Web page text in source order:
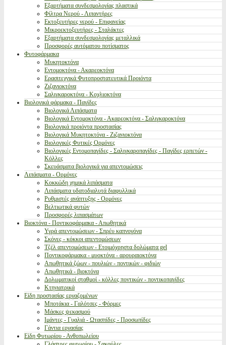
Εξαρτήματα συνδεσμολογίας πλαστικά
Φίλτρα Νερού - Λιπαντήρες
Εκτοξευτήρες νερού - Επιφανείας
Μικροεκτοξευτήρες - Σταλάκτες
Εξαρτήματα συνδεσμολογίας μεταλλικά
Προσφορές αυτόματου ποτίσματος
Φυτοφάρμακα
Μυκητοκτόνα
Εντομοκτόνα - Ακαρεοκτόνα
Ερασιτεχνικά Φυτοπροστατευτικά Προιόντα
Ζιζανιοκτόνα
Σαλιγκαροκτόνα - Κοχλιοκτόνα
Βιολογικά φάρμακα - Παγίδες
Βιολογικά Λιπάσματα
Βιολογικά Εντομοκτόνα - Ακαρεοκτόνα - Σαλιγκαροκτόνα
Βιολογικά προιόντα προστασίας
Βιολογικά Μυκητοκτόνα - Ζιζανιοκτόνα
Βιολογικές Φυτικές Ορμόνες
Βιολογικές Εντομοπαγίδες - Σαλιγκαροπαγίδες - Παγίδες ερπετών -
Κόλλες
Σκευάσματα βιολογικά για απεντομώσεις
Λιπάσματα - Ορμόνες
Κοκκώδη χημικά λιπάσματα
Λιπάσματα υδατοδιαλυτά διαφυλλικά
Ρυθμιστές ανάπτυξης - Ορμόνες
Βελτιωτικά φυτών
Προσφορές λιπασμάτων
Βιοκτόνα - Ποντικοφάρμακα - Απωθητικά
Υγρά απεντομώσεων - Σπρέυ καπνογόνα
Σκόνες - κόκκοι απεντομώσεων
Τζέλ απεντομώσεων - Ετοιμόχρηστα δολώματα gel
Ποντικοφάρμακα - μυοκτόνα - αρουραιοκτόνα
Απωθητικά ζώων - πουλιών - ποντικών - φιδιών
Απωθητικά - βιοκτόνα
Δολωματικοί σταθμοί - κόλλες ποντικών - ποντικοπαγίδες
Κτηνιατρικά
Είδη προστασίας εργαζομένων
Μποτάκια - Γαλότσες - Φόρμες
Μάσκες ψεκασμού
Ιμάντες - Γυαλιά - Ωτασπίδες - Προσωπίδες
Γάντια εργασίας
Είδη Φυτωρίου - Ανθοπωλείου